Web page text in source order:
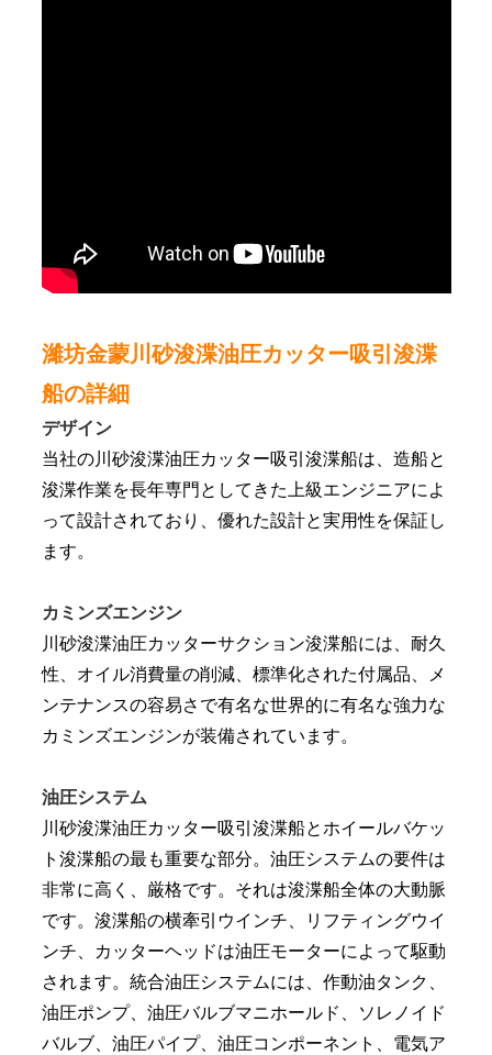
濰坊金蒙川砂浚渫油圧カッター吸引浚渫
船の詳細
デザイン
当社の川砂浚渫油圧カッター吸引浚渫船は、造船と
浚渫作業を長年専門としてきた上級エンジニアによ
って設計されており、優れた設計と実用性を保証し
ます。
カミンズエンジン
川砂浚渫油圧カッターサクション浚渫船には、耐久
性、オイル消費量の削減、標準化された付属品、メ
ンテナンスの容易さで有名な世界的に有名な強力な
カミンズエンジンが装備されています。
油圧システム
川砂浚渫油圧カッター吸引浚渫船とホイールバケッ
ト浚渫船の最も重要な部分。油圧システムの要件は
非常に高く、厳格です。それは浚渫船全体の大動脈
です。浚渫船の横牽引ウインチ、リフティングウイ
ンチ、カッターヘッドは油圧モーターによって駆動
されます。統合油圧システムには、作動油タンク、
油圧ポンプ、油圧バルブマニホールド、ソレノイド
バルブ、油圧パイプ、油圧コンポーネント、電気ア